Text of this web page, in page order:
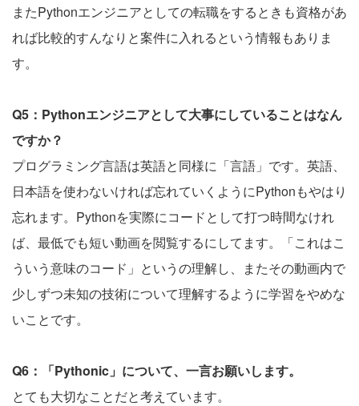
またPythonエンジニアとしての転職をするときも資格があ
れば比較的すんなりと案件に入れるという情報もありま
す。
Q5：Pythonエンジニアとして大事にしていることはなん
ですか？
プログラミング言語は英語と同様に「言語」です。英語、
日本語を使わないければ忘れていくようにPythonもやはり
忘れます。Pythonを実際にコードとして打つ時間なけれ
ば、最低でも短い動画を閲覧するにしてます。「これはこ
ういう意味のコード」というの理解し、またその動画内で
少しずつ未知の技術について理解するように学習をやめな
いことです。
Q6：「Pythonic」について、一言お願いします。
とても大切なことだと考えています。